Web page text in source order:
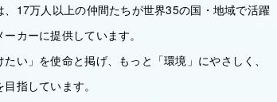
17万人以上の仲間たちが世界35の国・地域で活躍
カーに提供しています。
い」を使命と掲げ、もっと「環境」にやさしく、
指しています。